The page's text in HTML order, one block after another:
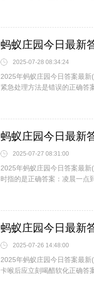
2025-07-28 08:34:24
2025年蚂蚁庄园今日答案最
紧急处理方法是错误的正确答
2025-07-27 08:31:00
2025年蚂蚁庄园今日答案最
时指的是正确答案：凌晨一点
2025-07-26 14:48:00
2025年蚂蚁庄园今日答案最
卡喉后应立刻喝醋软化正确答